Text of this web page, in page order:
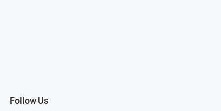
Follow Us